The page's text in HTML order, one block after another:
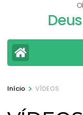
Início > VÍDEOS